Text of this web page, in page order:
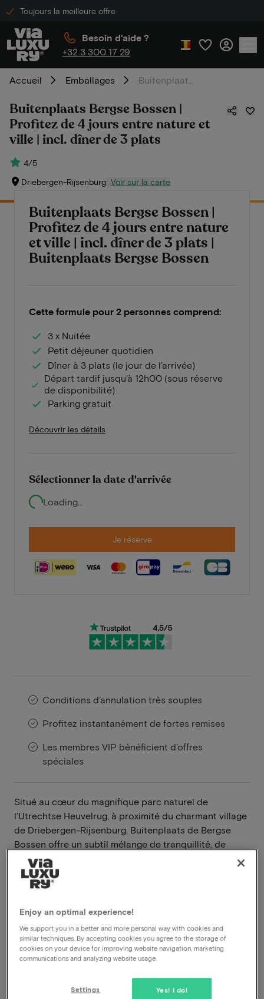
Toujours la meilleure offre
Besoin d'aide ?
+32 3 300 17 29
Accueil Emballages
Buitenplaats Bergse Bossen |
Profitez de 4 jours entre nature et
ville | incl. dîner de 3 plats
4/5
Driebergen-Rijsenburg Voir sur la carte
Buitenplaats Bergse Bossen |
Profitez de 4 jours entre nature
et ville | incl. dîner de 3 plats |
Buitenplaats Bergse Bossen
Cette formule pour 2 personnes comprend:
3 x Nuitée
Petit déjeuner quotidien
Dîner à 3 plats (le jour de l'arrivée)
Départ tardif jusqu'à 12h00 (sous réserve
de disponibilité)
Parking gratuit
Découvrir les détails
Sélectionner la date d'arrivée
Loading...
Je réserve
Conditions d'annulation très souples
Profitez instantanément de fortes remises
Les membres VIP bénéficient d'offres
spéciales
Situé au cœur du magnifique parc naturel de
l’Utrechtse Heuvelrug, à proximité du charmant village
de Driebergen-Rijsenburg, Buitenplaats de Bergse
Bossen offre un subtil mélange de tranquillité, de
nature et de confort moderne.
En savoir plus
Magnifique environnement pour la randonnée et
le vélo
Petit déjeuner inclus
Dîner inclus
Départ tardif
Enjoy an optimal experience!
We support you in a better and more personal way with cookies and
similar techniques. By accepting cookies you agree to the storage of
cookies on your device for improving website navigation, marketing
communications and analyzing website usage.
Yes! I do!
Settings